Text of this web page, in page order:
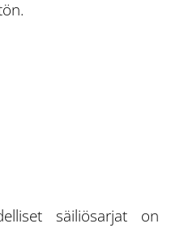
säiliösarjat on